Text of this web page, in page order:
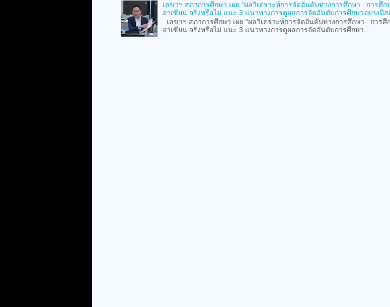
เลขาฯ สภาการศึกษา เผย “ผลวิเคราะห์การจัดอันดับทางการศึกษา : การศึก
อาเซียน จริงหรือไม่ แนะ 3 แนวทางการดูผลการจัดอันดับการศึกษาอย่างมีส
เลขาฯ สภาการศึกษา เผย “ผลวิเคราะห์การจัดอันดับทางการศึกษา : การศึ
อาเซียน จริงหรือไม่ แนะ 3 แนวทางการดูผลการจัดอันดับการศึกษา...